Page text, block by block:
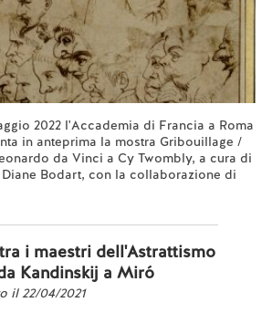
2022 l'Accademia di Francia a Roma
in anteprima la mostra Gribouillage /
da Vinci a Cy Twombly, a cura di
Bodart, con la collaborazione di
i maestri dell'Astrattismo
Kandinskij a Miró
il 22/04/2021